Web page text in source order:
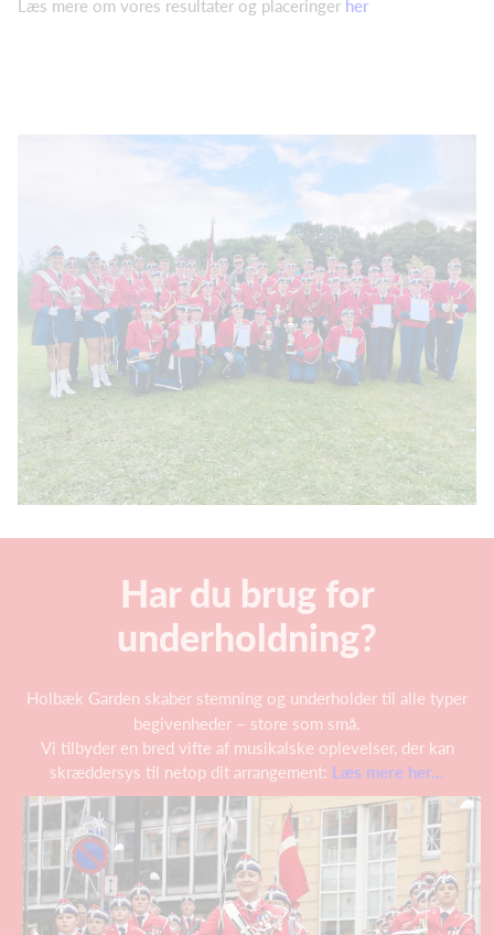
Læs mere om vores resultater og placeringer her
Har du brug for
underholdning?
Holbæk Garden skaber stemning og underholder til alle typer
begivenheder – store som små.
Vi tilbyder en bred vifte af musikalske oplevelser, der kan
skræddersys til netop dit arrangement: Læs mere her...